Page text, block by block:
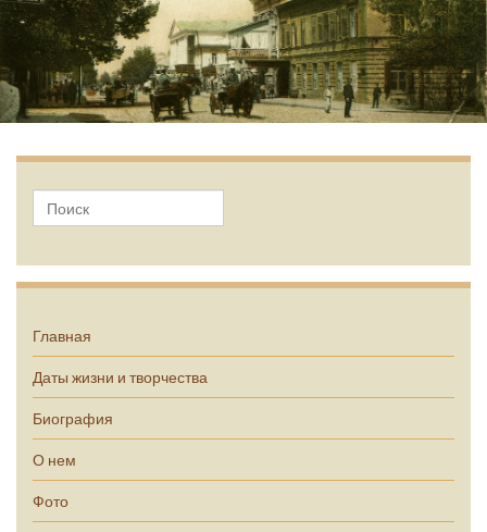
Главная
Даты жизни и творчества
Биография
О нем
Фото